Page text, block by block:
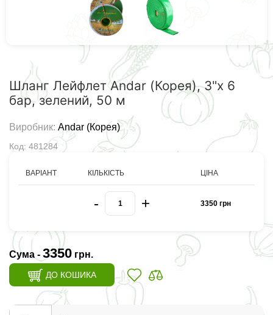
Шланг Лейфлет Andar (Корея), 3"х 6
бар, зелений, 50 м
Виробник: Andar (Корея)
Код: 481284
ВАРІАНТ КІЛЬКІСТЬ ЦІНА
- + 3350 грн
Сума - 3350 грн.
ДО КОШИКА